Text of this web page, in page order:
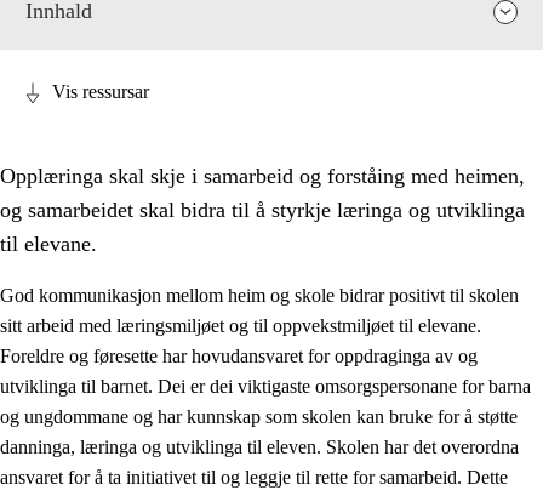
Innhald
3. Prinsipp for praksisen i skolen
Vis ressursar
Opplæringa skal skje i samarbeid og forståing med heimen,
og samarbeidet skal bidra til å styrkje læringa og utviklinga
til elevane.
God kommunikasjon mellom heim og skole bidrar positivt til skolen
sitt arbeid med læringsmiljøet og til oppvekstmiljøet til elevane.
Foreldre og føresette har hovudansvaret for oppdraginga av og
utviklinga til barnet. Dei er dei viktigaste omsorgspersonane for barna
og ungdommane og har kunnskap som skolen kan bruke for å støtte
danninga, læringa og utviklinga til eleven. Skolen har det overordna
ansvaret for å ta initiativet til og leggje til rette for samarbeid. Dette